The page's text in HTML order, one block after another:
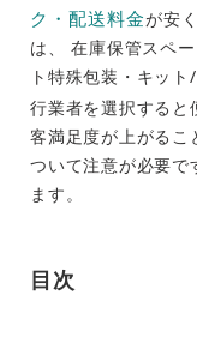
ク・配送料金が安
は、 在庫保管スペ
ト特殊包装・キッ
行業者を選択すると
客満足度が上がるこ
ついて注意が必要で
ます。
目次